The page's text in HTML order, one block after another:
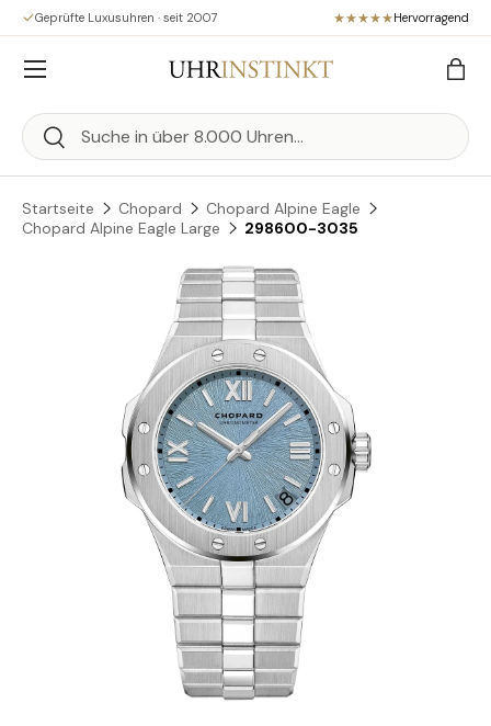
Direkt zum Inhalt
Geprüfte Luxusuhren · seit 2007 Hervorragend
Suchen
Suchen
Menü
Startseite Chopard
Chopard Alpine Eagle
Chopard Alpine Eagle Large
298600-3035
Zu Produktinformationen springen